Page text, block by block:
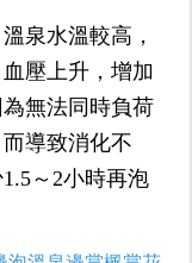
泉水溫較高，
壓上升，增加
無法同時負荷
導致消化不
～2小時再泡